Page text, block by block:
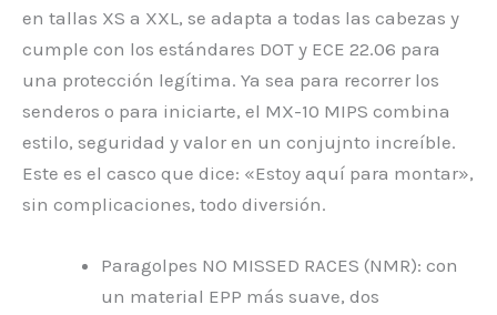
en tallas XS a XXL, se adapta a todas las cabezas y
cumple con los estándares DOT y ECE 22.06 para
una protección legítima. Ya sea para recorrer los
senderos o para iniciarte, el MX-10 MIPS combina
estilo, seguridad y valor en un conjujnto increíble.
Este es el casco que dice: «Estoy aquí para montar»,
sin complicaciones, todo diversión.
Paragolpes NO MISSED RACES (NMR): con
un material EPP más suave, dos